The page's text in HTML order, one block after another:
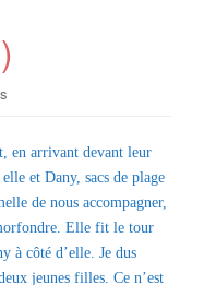
a
t
en arrivant devant leur
et Dany, sacs de plage
de nous accompagner,
Elle fit le tour
à côté d’elle. Je dus
jeunes filles. Ce n’est